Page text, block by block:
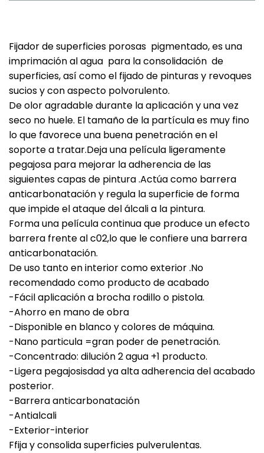
Fijador de superficies porosas pigmentado, es una
imprimación al agua para la consolidación de
superficies, así como el fijado de pinturas y revoques
sucios y con aspecto polvorulento.
De olor agradable durante la aplicación y una vez
seco no huele. El tamaño de la partícula es muy fino
lo que favorece una buena penetración en el
soporte a tratar.Deja una película ligeramente
pegajosa para mejorar la adherencia de las
siguientes capas de pintura .Actúa como barrera
anticarbonatación y regula la superficie de forma
que impide el ataque del álcali a la pintura.
Forma una película continua que produce un efecto
barrera frente al c02,lo que le confiere una barrera
anticarbonatación.
De uso tanto en interior como exterior .No
recomendado como producto de acabado
-Fácil aplicación a brocha rodillo o pistola.
-Ahorro en mano de obra
-Disponible en blanco y colores de máquina.
-Nano particula =gran poder de penetración.
-Concentrado: dilución 2 agua +1 producto.
-Ligera pegajosisdad ya alta adherencia del acabado
posterior.
-Barrera anticarbonatación
-Antialcali
-Exterior-interior
Ffija y consolida superficies pulverulentas.